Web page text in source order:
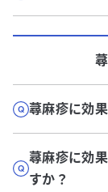
蕁麻疹に効
蕁麻疹に効
すか？